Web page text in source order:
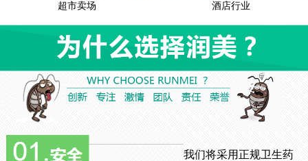
超市卖场 酒店行业
我们将采用正规卫生药